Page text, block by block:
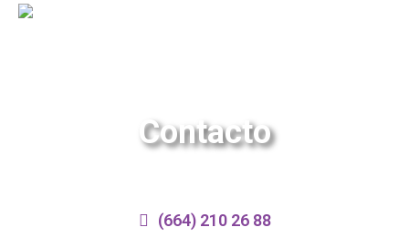
Contacto
(664) 210 26 88